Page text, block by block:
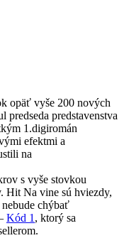
opäť vyše 200 nových
predseda predstavenstva
1.digiromán
efektmi a
na
s vyše stovkou
Hit Na vine sú hviezdy,
chýbať
Kód 1 , ktorý sa